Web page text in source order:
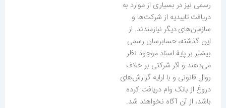
رسمی نیز در بسیاری از موارد به
دریافت تاییدیه از شرکت‌ها و
سازمان‌های دیگر نیازمندند. از
این گذشته، حسابرسان رسمی
بیشتر بر پایة اسناد موجود نظر
می‌دهند و اگر شرکتی بر خلاف
روال قانونی و با ارایه گزارش‌های
دروغ از بانک وام دریافت کرده
باشد، از آن آگاه نخواهند شد.